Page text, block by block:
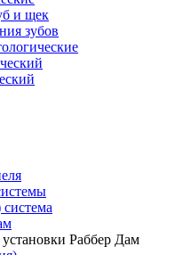
и щек
зубов
Раббер Дам